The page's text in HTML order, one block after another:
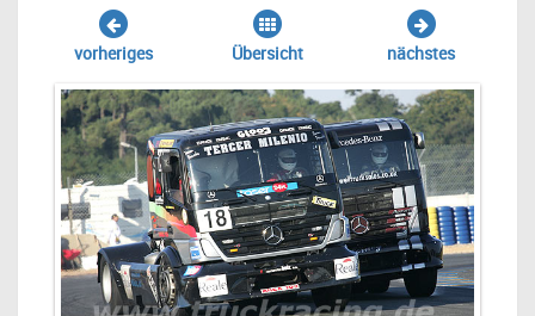
vorheriges Übersicht nächstes